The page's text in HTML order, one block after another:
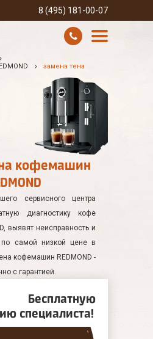
8 (495) 181-00-07
замена тена
кофемашин
сервисного центра
диагностику кофе
выявят неисправность и
самой низкой цене в
кофемашин REDMOND -
с гарантией.
Бесплатную
специалиста!